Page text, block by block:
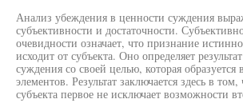
Анализ убеждения в ценности суждения
субъективности и достаточности.
очевидности означает, что признание
исходит от субъекта. Оно определяет
суждения со своей целью, которая образуется
элементов. Результат заключается здесь в
субъекта первое не исключает возможности